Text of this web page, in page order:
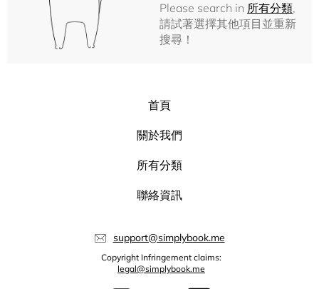
Please search in 所有分類,
請試著選擇其他項目並重新
搜尋！
首頁
關於我們
所有分類
聯絡資訊
support@simplybook.me
Copyright Infringement claims:
legal@simplybook.me